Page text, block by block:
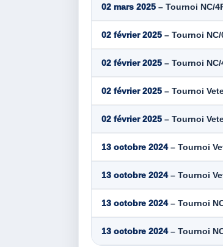
02 mars 2025 – Tournoi NC/
02 février 2025 – Tournoi NC/
02 février 2025 – Tournoi NC/
02 février 2025 – Tournoi
02 février 2025 – Tournoi
13 octobre 2024– Tournoi
13 octobre 2024– Tournoi
13 octobre 2024– Tournoi
13 octobre 2024– Tournoi